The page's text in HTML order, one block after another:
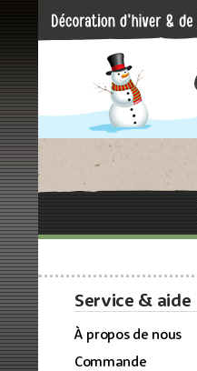
Service & aide
À propos de nous
Commande